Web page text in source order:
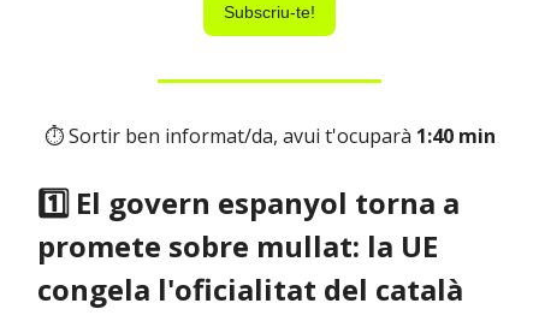
Subscriu-te!
⏱ Sortir ben informat/da, avui t'ocuparà 1:40 min
1️⃣ El govern espanyol torna a
promete sobre mullat: la UE
congela l'oficialitat del català